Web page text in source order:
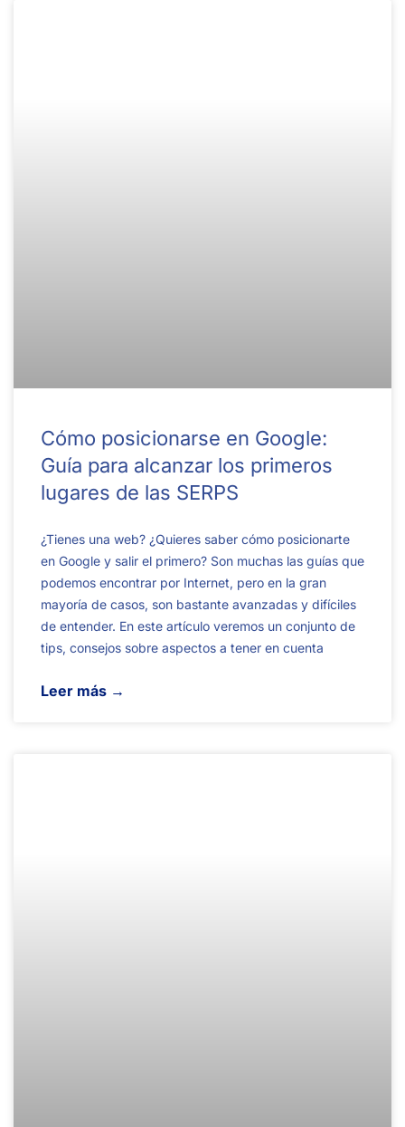
Cómo posicionarse en Google:
Guía para alcanzar los primeros
lugares de las SERPS
¿Tienes una web? ¿Quieres saber cómo posicionarte
en Google y salir el primero? Son muchas las guías que
podemos encontrar por Internet, pero en la gran
mayoría de casos, son bastante avanzadas y difíciles
de entender. En este artículo veremos un conjunto de
tips, consejos sobre aspectos a tener en cuenta
Leer más →